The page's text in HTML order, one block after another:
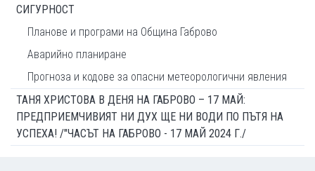
СИГУРНОСТ
Планове и програми на Община Габрово
Аварийно планиране
Прогноза и кодове за опасни метеорологични явления
ТАНЯ ХРИСТОВА В ДЕНЯ НА ГАБРОВО – 17 МАЙ:
ПРЕДПРИЕМЧИВИЯТ НИ ДУХ ЩЕ НИ ВОДИ ПО ПЪТЯ НА
УСПЕХА! /"ЧАСЪТ НА ГАБРОВО - 17 МАЙ 2024 Г./